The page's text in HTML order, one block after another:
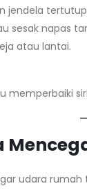
jendela
sesak napas
atau lantai.
memperbaiki
udara